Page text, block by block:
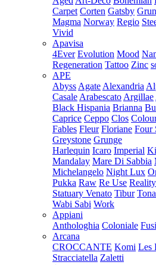
Carpet Corten Gatsby
Magma Norway Regio
Vivid
Apavisa
4Ever Evolution Mood
Regeneration Tattoo Zinc
APE
Abyss Agate Alexandria
Casale Arabescato Argillae
Black Hispania Brianna
Caprice Ceppo Clos
Fables Fleur Floriane Four
Greystone Grunge
Harlequin Icaro Imperial
Mandalay Mare Di Sabbia
Michelangelo Night Lux
Pukka Raw Re Use Reality
Statuary Venato Tibur
Wabi Sabi Work
Appiani
Anthologhia Coloniale
Arcana
CROCCANTE Komi Les
Stracciatella Zaletti